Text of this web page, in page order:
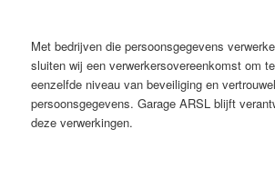
Met bedrijven die persoonsgegevens
sluiten wij een verwerkersovereenkomst om
eenzelfde niveau van beveiliging en
persoonsgegevens. Garage ARSL blijft
deze verwerkingen.